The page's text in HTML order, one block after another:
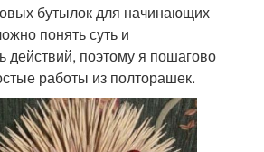
бутылок для начинающих
понять суть и
действий, поэтому я пошагово
работы из полторашек.